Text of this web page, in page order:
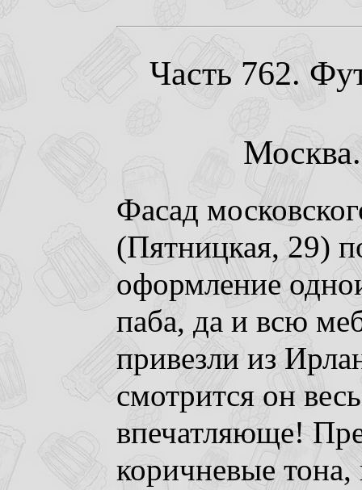
Часть 762.
Фасад
(Пятницкая, 29)
оформление
паба, да и всю
привезли из
смотрится он
впечатляюще!
коричневые тона,